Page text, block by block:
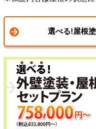
選べる!屋根